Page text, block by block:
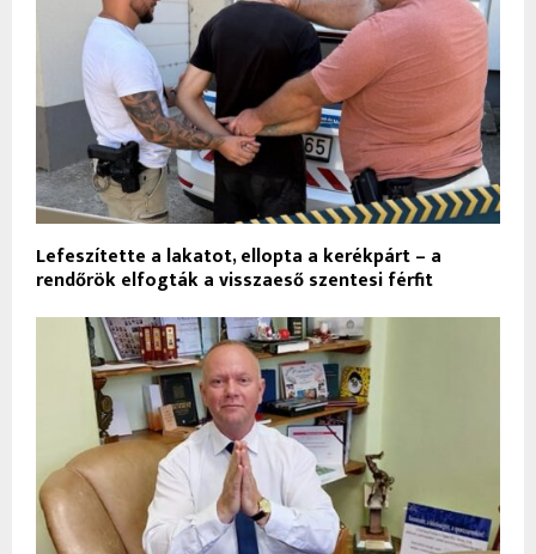
Lefeszítette a lakatot, ellopta a kerékpárt – a
rendőrök elfogták a visszaeső szentesi férfit